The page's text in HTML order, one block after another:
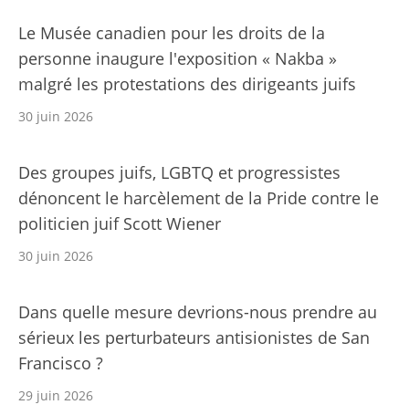
Le Musée canadien pour les droits de la
personne inaugure l'exposition « Nakba »
malgré les protestations des dirigeants juifs
30 juin 2026
Des groupes juifs, LGBTQ et progressistes
dénoncent le harcèlement de la Pride contre le
politicien juif Scott Wiener
30 juin 2026
Dans quelle mesure devrions-nous prendre au
sérieux les perturbateurs antisionistes de San
Francisco ?
29 juin 2026